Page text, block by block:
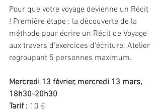
Pour que votre voyage devienne un Récit
! Première étape : la découverte de la
méthode pour écrire un Récit de Voyage
aux travers d’exercices d'écriture. Atelier
regroupant 5 personnes maximum.
Mercredi 13 février, mercredi 13 mars,
18h30-20h30
Tarif : 10 €